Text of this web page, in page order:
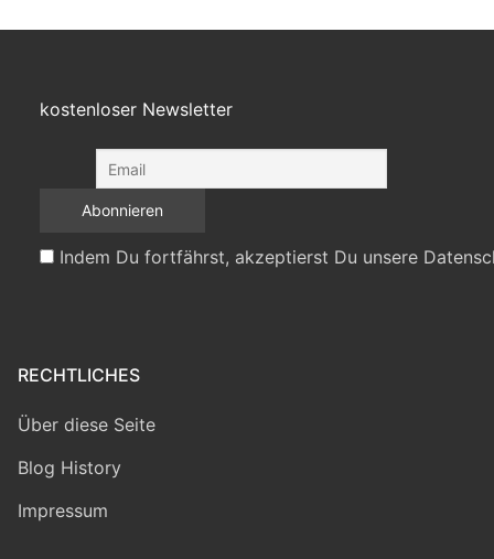
kostenloser Newsletter
Indem Du fortfährst, akzeptierst Du unsere
RECHTLICHES
Über diese Seite
Blog History
Impressum